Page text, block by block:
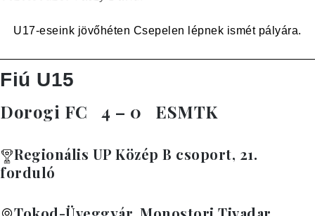
U17-eseink jövőhéten Csepelen lépnek ismét pályára.
Fiú U15
Dorogi FC 4 – 0 ESMTK
Regionális UP Közép B csoport, 21.
forduló